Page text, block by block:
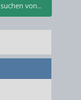
von...